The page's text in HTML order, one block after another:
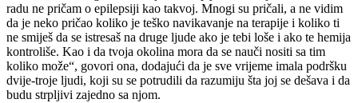
radu ne pričam o epilepsiji kao takvoj. Mnogi su pričali, a ne vidim
da je neko pričao koliko je teško navikavanje na terapije i koliko ti
ne smiješ da se istresaš na druge ljude ako je tebi loše i ako te hemija
kontroliše. Kao i da tvoja okolina mora da se nauči nositi sa tim
koliko može“, govori ona, dodajući da je sve vrijeme imala podršku
dvije-troje ljudi, koji su se potrudili da razumiju šta joj se dešava i da
budu strpljivi zajedno sa njom.